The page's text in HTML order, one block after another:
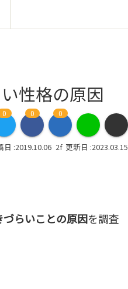
性格の原因
0 0 0
2019.10.06 2023.03.15
づらいことの原因を調査